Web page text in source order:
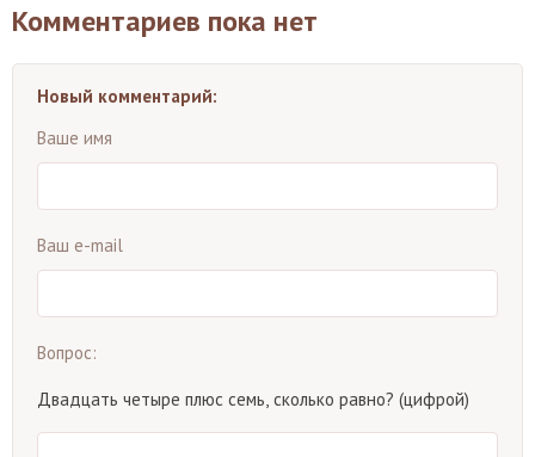
Комментариев пока нет
Новый комментарий:
Ваше имя
Ваш e-mail
Вопрос:
Двадцать четыре плюс семь, сколько равно? (цифрой)